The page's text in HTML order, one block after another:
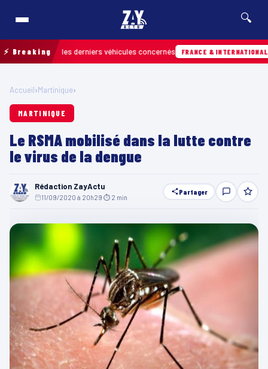
🔍
⚡ Breakingles derniers véhicules concernés FRANCE & INTERNATIONALE
Accueil›Martinique›
MARTINIQUE
Le RSMA mobilisé dans la lutte contre
le virus de la dengue
Rédaction ZayActu
11/09/2020 à 20h29 ⏱ 2 min
Partager